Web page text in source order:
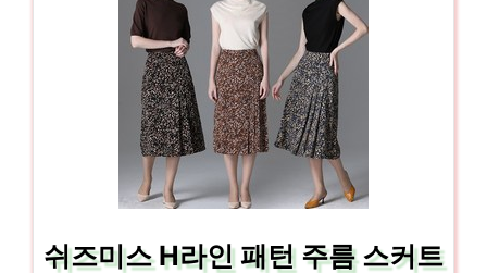
쉬즈미스 H라인 패턴 주름 스커트